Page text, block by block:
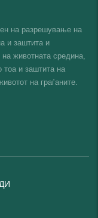
на разрешување на
и заштита и
животната средина,
тоа и заштита на
на граѓаните.